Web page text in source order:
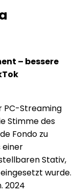
– bessere
PC-Streaming
Stimme des
Fondo zu
einer
Stativ,
wurde.
: ‎ 2. Jan. 2024